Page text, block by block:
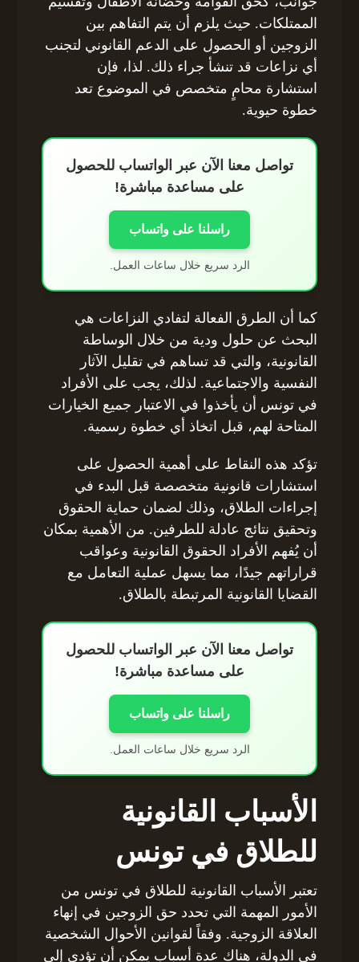
الممتلكات. حيث يلزم أن يتم التفاهم بين
الزوجين أو الحصول على الدعم القانوني لتجنب
أي نزاعات قد تنشأ جراء ذلك. لذا، فإن
استشارة محامٍ متخصص في الموضوع تعد
خطوة حيوية.
تواصل معنا الآن عبر الواتساب للحصول
على مساعدة مباشرة!
راسلنا على واتساب
الرد سريع خلال ساعات العمل.
كما أن الطرق الفعالة لتفادي النزاعات هي
البحث عن حلول ودية من خلال الوساطة
القانونية، والتي قد تساهم في تقليل الآثار
النفسية والاجتماعية. لذلك، يجب على الأفراد
في تونس أن يأخذوا في الاعتبار جميع الخيارات
المتاحة لهم، قبل اتخاذ أي خطوة رسمية.
تؤكد هذه النقاط على أهمية الحصول على
استشارات قانونية متخصصة قبل البدء في
إجراءات الطلاق، وذلك لضمان حماية الحقوق
وتحقيق نتائج عادلة للطرفين. من الأهمية بمكان
أن يُفهم الأفراد الحقوق القانونية وعواقب
قراراتهم جيدًا، مما يسهل عملية التعامل مع
القضايا القانونية المرتبطة بالطلاق.
تواصل معنا الآن عبر الواتساب للحصول
على مساعدة مباشرة!
راسلنا على واتساب
الرد سريع خلال ساعات العمل.
الأسباب القانونية
للطلاق في تونس
تعتبر الأسباب القانونية للطلاق في تونس من
الأمور المهمة التي تحدد حق الزوجين في إنهاء
العلاقة الزوجية. وفقاً لقوانين الأحوال الشخصية
في الدولة، هناك عدة أسباب يمكن أن تؤدي إلى